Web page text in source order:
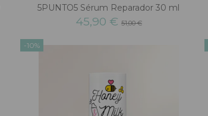
5PUNTO5 Sérum Reparador 30 ml
45,90 € 51,00 €
-10%